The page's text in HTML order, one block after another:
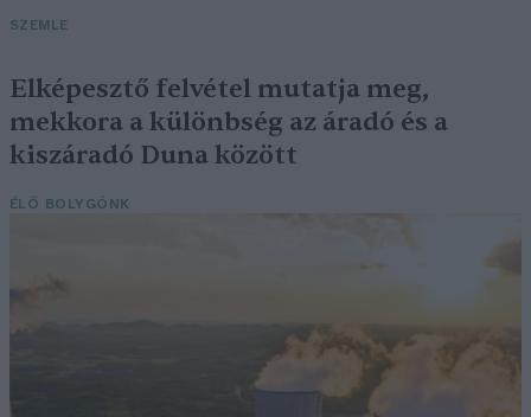
SZEMLE
Elképesztő felvétel mutatja meg,
mekkora a különbség az áradó és a
kiszáradó Duna között
ÉLŐ BOLYGÓNK